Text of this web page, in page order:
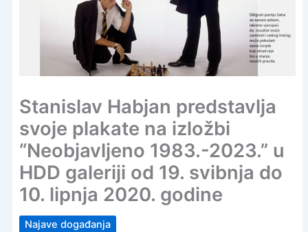
Stanislav Habjan predstavlja
svoje plakate na izložbi
“Neobjavljeno 1983.-2023.” u
HDD galeriji od 19. svibnja do
10. lipnja 2020. godine
Najave događanja